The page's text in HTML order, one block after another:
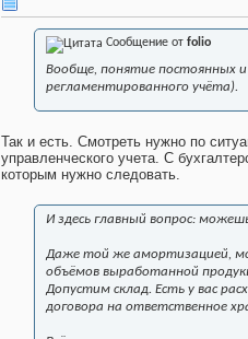
Сообщение от folio
Вообще, понятие постоянных
регламентированного учёта).
Так и есть. Смотреть нужно по
управленческого учета. С
которым нужно следовать.
И здесь главный вопрос:
Даже той же амортизацией,
объёмов выработанной
Допустим склад. Есть у вас
договора на ответственное